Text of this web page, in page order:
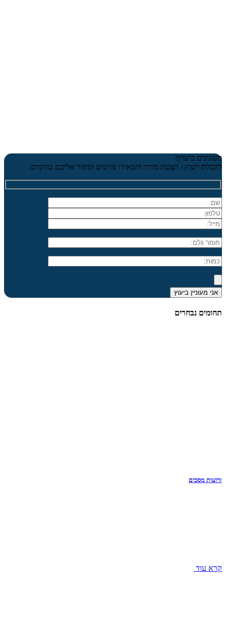
מעונינים ביעוץ?
לקבלת ייעוץ / הצעת מחיר השאירו פרטים ונחזור אליכם בהקדם:
תחומים נבחרים
זרועות מסכים
קרא עוד